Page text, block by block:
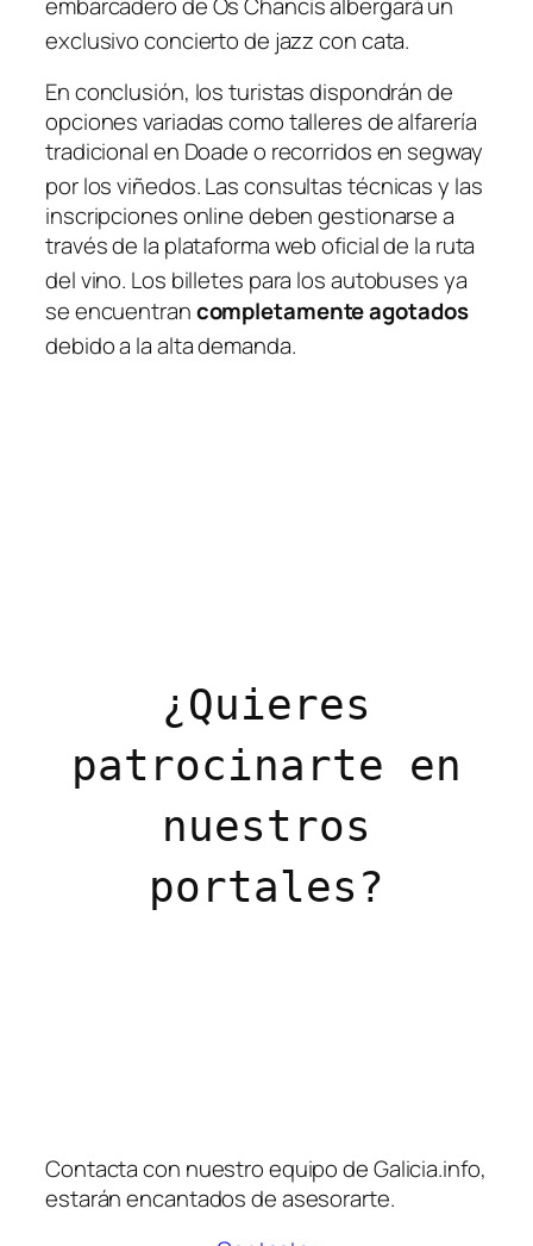
exclusivo concierto de jazz con cata.
En conclusión, los turistas dispondrán de
opciones variadas como talleres de alfarería
tradicional en Doade o recorridos en segway
por los viñedos. Las consultas técnicas y las
inscripciones online deben gestionarse a
través de la plataforma web oficial de la ruta
del vino. Los billetes para los autobuses ya
se encuentrancompletamente agotados
debido a la alta demanda.
¿Quieres
patrocinarte en
nuestros
portales?
Contacta con nuestro equipo de Galicia.info,
estarán encantados de asesorarte.